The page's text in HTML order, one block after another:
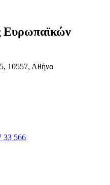
Ευρωπαϊκών
10557, Αθήνα
33 566